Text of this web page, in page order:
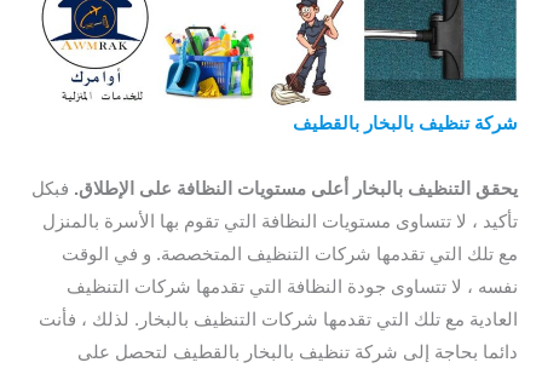
شركة تنظيف بالبخار بالقطيف
يحقق التنظيف بالبخار أعلى مستويات النظافة على الإطلاق. فبكل
تأكيد ، لا تتساوى مستويات النظافة التي تقوم بها الأسرة بالمنزل
مع تلك التي تقدمها شركات التنظيف المتخصصة. و في الوقت
نفسه ، لا تتساوى جودة النظافة التي تقدمها شركات التنظيف
العادية مع تلك التي تقدمها شركات التنظيف بالبخار. لذلك ، فأنت
دائما بحاجة إلى شركة تنظيف بالبخار بالقطيف لتحصل على